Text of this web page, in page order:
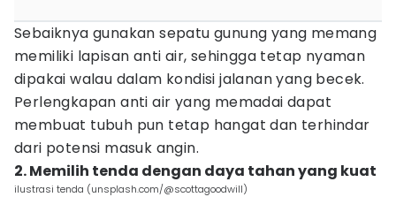
Sebaiknya gunakan sepatu gunung yang memang
memiliki lapisan anti air, sehingga tetap nyaman
dipakai walau dalam kondisi jalanan yang becek.
Perlengkapan anti air yang memadai dapat
membuat tubuh pun tetap hangat dan terhindar
dari potensi masuk angin.
2. Memilih tenda dengan daya tahan yang kuat
ilustrasi tenda (unsplash.com/@scottagoodwill)